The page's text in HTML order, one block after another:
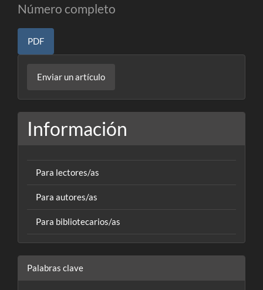
Número completo
PDF
un
artículo
Enviar un artículo
Información
Para lectores/as
Para autores/as
Para bibliotecarios/as
Palabras clave